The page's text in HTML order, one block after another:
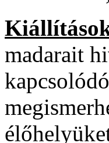
madarait